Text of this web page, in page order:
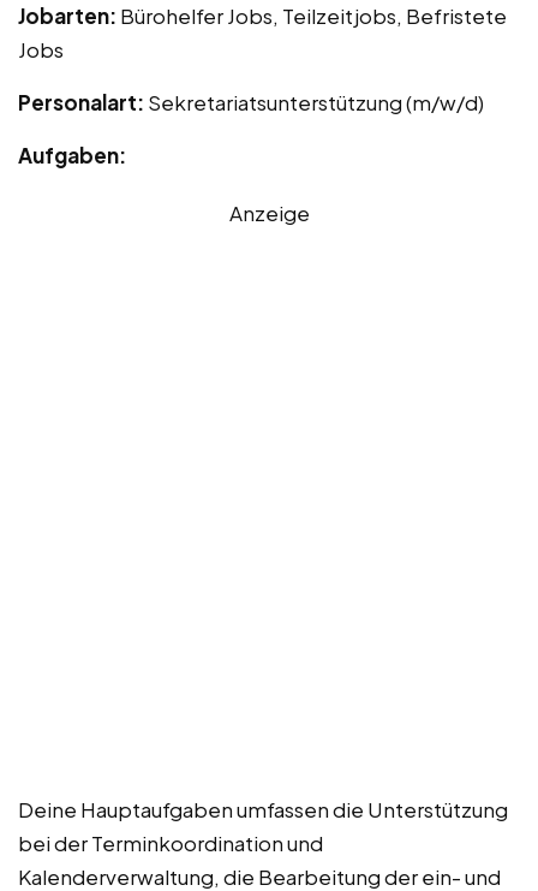
Jobarten: Bürohelfer Jobs, Teilzeitjobs, Befristete
Jobs
Personalart: Sekretariatsunterstützung (m/w/d)
Aufgaben:
Anzeige
Deine Hauptaufgaben umfassen die Unterstützung
bei der Terminkoordination und
Kalenderverwaltung, die Bearbeitung der ein- und